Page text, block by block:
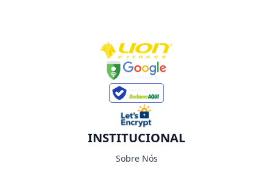
INSTITUCIONAL
Sobre Nós